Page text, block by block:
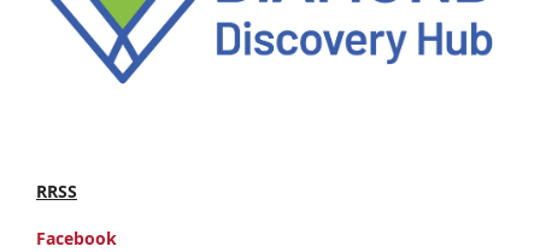
RRSS
Facebook